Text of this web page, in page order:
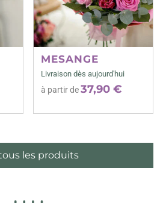
MESANGE
Livraison dès aujourd'hui
à partir de37,90 €
les produits